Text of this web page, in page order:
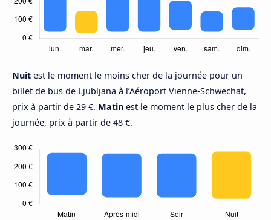
Nuit est le moment le moins cher de la journée pour un
billet de bus de Ljubljana à l’Aéroport Vienne-Schwechat,
prix à partir de 29 €. Matin est le moment le plus cher de la
journée, prix à partir de 48 €.